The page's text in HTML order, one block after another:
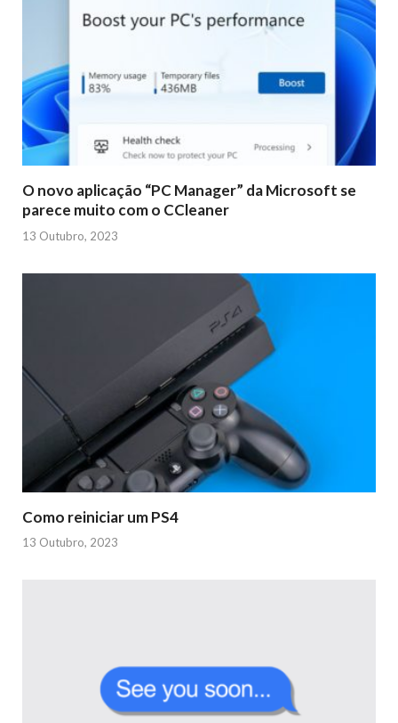
O novo aplicação “PC Manager” da Microsoft se
parece muito com o CCleaner
13 Outubro, 2023
Como reiniciar um PS4
13 Outubro, 2023